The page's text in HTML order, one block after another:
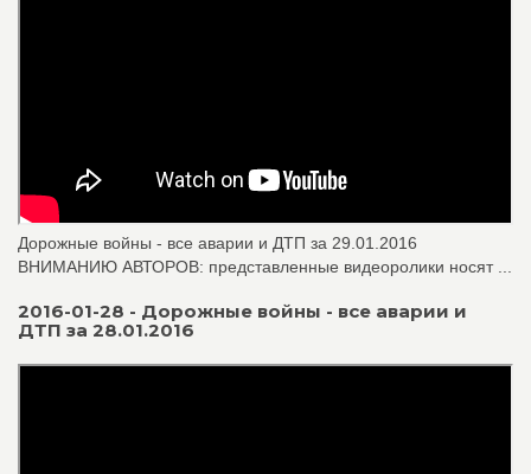
Дорожные войны - все аварии и ДТП за 29.01.2016
ВНИМАНИЮ АВТОРОВ: представленные видеоролики носят ...
2016-01-28 - Дорожные войны - все аварии и
ДТП за 28.01.2016